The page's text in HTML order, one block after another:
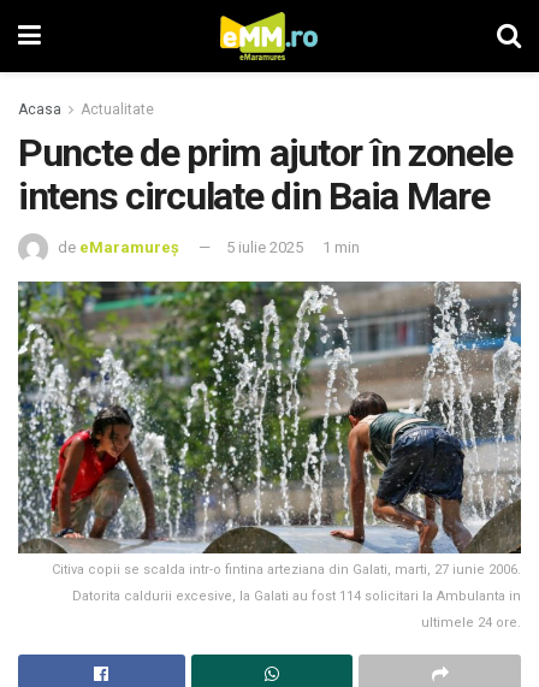
Acasa Actualitate
Puncte de prim ajutor în zonele
intens circulate din Baia Mare
de eMaramureș 5 iulie 2025 1 min
Citiva copii se scalda intr-o fintina arteziana din Galati, marti, 27 iunie 2006.
Datorita caldurii excesive, la Galati au fost 114 solicitari la Ambulanta in
ultimele 24 ore.